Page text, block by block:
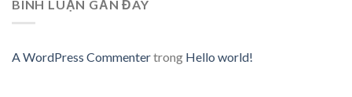
BÌNH LUẬN GẦN ĐÂY
A WordPress Commentertrong Hello world!